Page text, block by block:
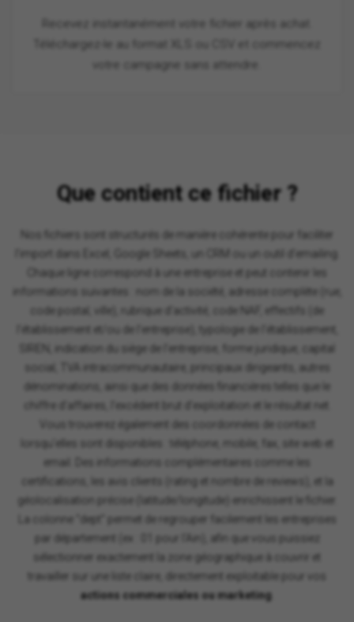
Recevez instantanément votre fichier après achat.
Téléchargez-le au format XLS ou CSV et commencez
votre campagne sans attendre.
Que contient ce fichier ?
Nos fichiers sont structurés de manière cohérente pour faciliter
l'import dans Excel, Google Sheets, un CRM ou un outil d'emailing.
Chaque ligne correspond à une entreprise et peut contenir les
informations suivantes : nom de la société, adresse complète (rue,
code postal, ville), rubrique d'activité, code NAF, effectifs (de
l'établissement et/ou de l'entreprise), typologie de l'établissement,
SIREN, indication du siège de l'entreprise, forme juridique, capital
social, TVA intracommunautaire, principaux dirigeants, autres
dénominations, ainsi que des données financières telles que le
chiffre d'affaires, l'excédent brut d'exploitation et le résultat net.
Vous trouverez également des coordonnées de contact
lorsqu'elles sont disponibles : téléphone, mobile, fax, site web et
email. Des informations complémentaires comme les
certifications, les avis clients (rating et nombre de reviews), et la
géolocalisation précise (latitude/longitude) enrichissent le fichier.
La colonne "dept" permet de regrouper facilement les entreprises
par département (ex : 01 pour l'Ain), afin que vous puissiez
sélectionner exactement la zone géographique à couvrir et
travailler sur une liste claire, directement exploitable pour vos
actions commerciales ou marketing.